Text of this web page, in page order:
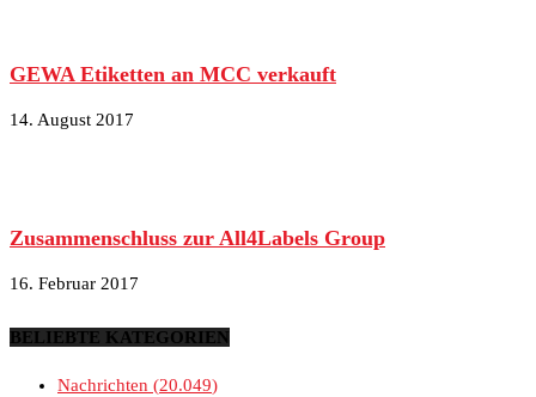
GEWA Etiketten an MCC verkauft
14. August 2017
Zusammenschluss zur All4Labels Group
16. Februar 2017
BELIEBTE KATEGORIEN
Nachrichten
20.049